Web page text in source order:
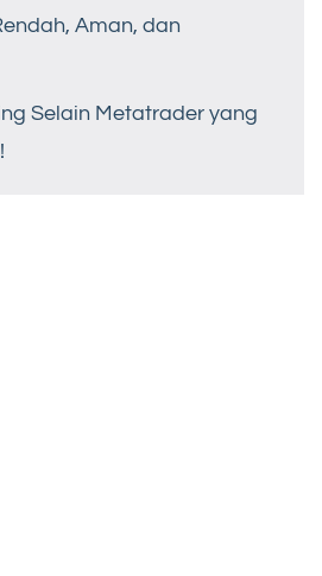
Aman, dan
Selain Metatrader yang